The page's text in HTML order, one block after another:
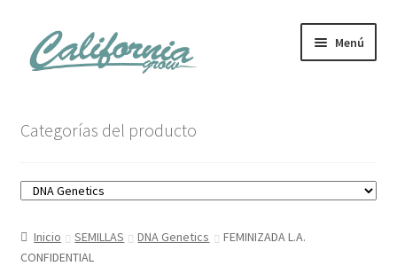
al
contenido
Menú
Carrito
Mi cuenta
Categorías del producto
Inicio SEMILLAS DNA Genetics
FEMINIZADA L.A.
CONFIDENTIAL